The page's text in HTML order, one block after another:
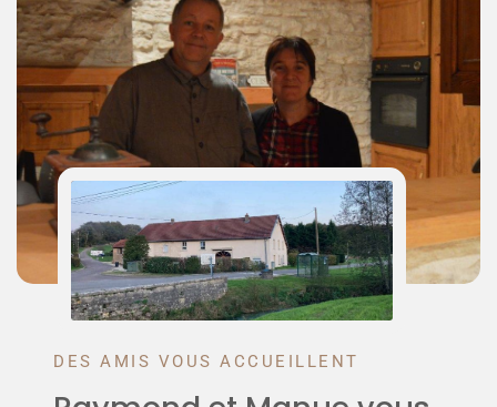
DES AMIS VOUS ACCUEILLENT